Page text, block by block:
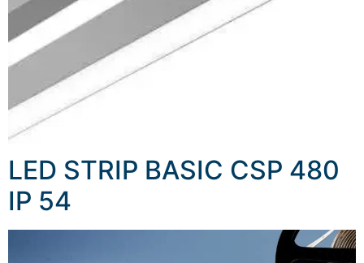
LED STRIP BASIC CSP 480
IP 54